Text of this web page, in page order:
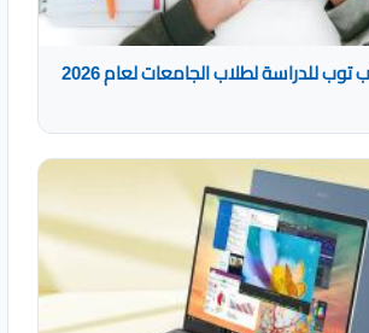
أفضل أجهزة اللاب توب للدراسة لطلاب الجامعات لعام 2026